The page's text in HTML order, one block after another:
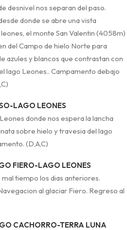
desnivel nos separan del paso.
donde se abre una vista
el monte San Valentin (4058m)
del Campo de hielo Norte para
azules y blancos que contrastan con
lago Leones.. Campamento debajo
LAGO LEONES
donde nos espera la lancha
sobre hielo y travesia del lago
(D,A,C)
FIERO-LAGO LEONES
tiempo los dias anteriores.
al glaciar Fiero. Regreso al
CACHORRO-TERRA LUNA